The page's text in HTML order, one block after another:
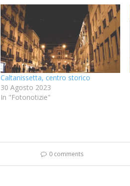
Caltanissetta, centro storico
30 Agosto 2023
In "Fotonotizie"
0 comments